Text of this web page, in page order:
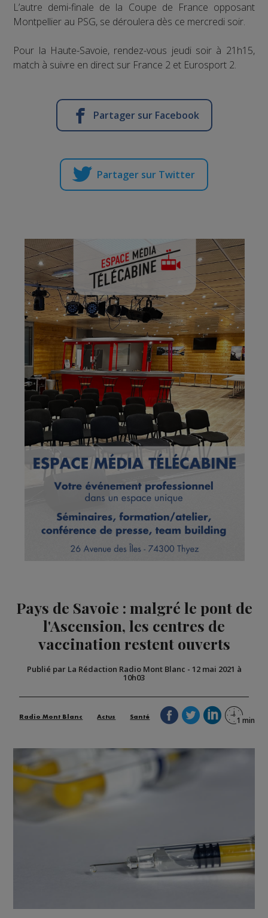
L’autre demi-finale de la Coupe de France opposant
Montpellier au PSG, se déroulera dès ce mercredi soir.
Pour la Haute-Savoie, rendez-vous jeudi soir à 21h15,
match à suivre en direct sur France 2 et Eurosport 2.
Partager sur Facebook
Partager sur Twitter
Pays de Savoie : malgré le pont de
l'Ascension, les centres de
vaccination restent ouverts
Publié par La Rédaction Radio Mont Blanc - 12 mai 2021 à
10h03
Radio Mont Blanc Actus Santé